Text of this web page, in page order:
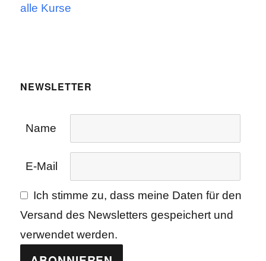
alle Kurse
NEWSLETTER
Name
E-Mail
Ich stimme zu, dass meine Daten für den
Versand des Newsletters gespeichert und
verwendet werden.